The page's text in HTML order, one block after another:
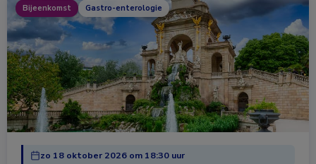
Bijeenkomst Gastro-enterologie
zo 18 oktober 2026 om 18:30 uur